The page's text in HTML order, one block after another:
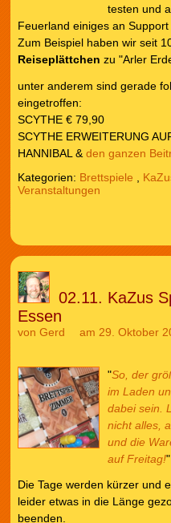
testen und
Feuerland einiges an Support
Zum Beispiel haben wir seit
Reiseplättchen zu "Arler
unter anderem sind gerade
eingetroffen:
SCYTHE € 79,90
SCYTHE ERWEITERUNG
HANNIBAL & den ganzen
Kategorien: Brettspiele
Veranstaltungen
02.11. KaZus
Essen
von Gerd am 29. Oktober
"So, der
im Laden
dabei sein.
nicht alles,
und die
auf Freitag!"
Die Tage werden kürzer und
leider etwas in die Länge
beenden.